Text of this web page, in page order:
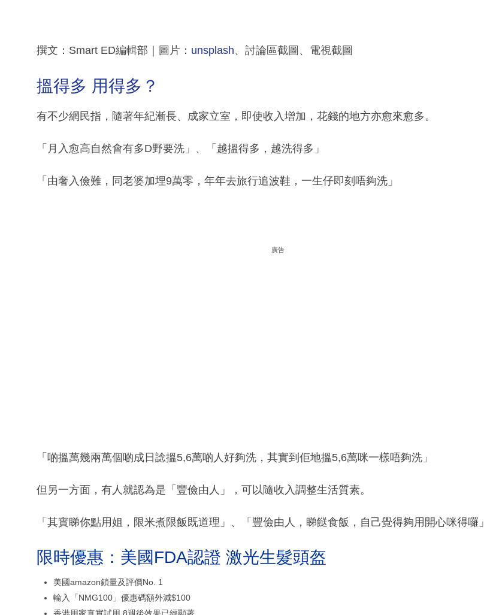
撰文：Smart ED編輯部｜圖片： unsplash、討論區截圖、電視截圖
搵得多 用得多？
有不少網民指，隨著年紀漸長、成家立室，即使收入增加，花錢的地方亦愈來愈多。
「月入愈高自然會有多D野要洗」、「越搵得多，越洗得多」
「由奢入儉難，同老婆加埋9萬零，年年去旅行追波鞋，一生仔即刻唔夠洗」
廣告
「啲搵萬幾兩萬個啲成日諗搵5,6萬啲人好夠洗，其實到佢地搵5,6萬咪一樣唔夠洗」
但另一方面，有人就認為是「豐儉由人」，可以隨收入調整生活質素。
「其實睇你點用姐，限米煮限飯既道理」、「豐儉由人，睇餸食飯，自己覺得夠用開心咪得囉」
限時優惠：美國FDA認證 激光生髮頭盔
美國amazon鎖量及評價No. 1
輸入「NMG100」優惠碼額外減$100
香港用家真實試用 8週後效果已經顯著